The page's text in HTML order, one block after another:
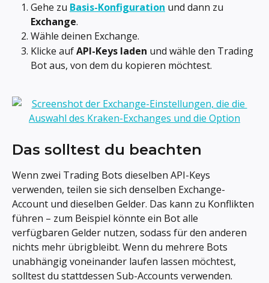
Gehe zu Basis-Konfiguration und dann zu
Exchange.
Wähle deinen Exchange.
Klicke auf API-Keys laden und wähle den Trading
Bot aus, von dem du kopieren möchtest.
Das solltest du beachten
Wenn zwei Trading Bots dieselben API-Keys
verwenden, teilen sie sich denselben Exchange-
Account und dieselben Gelder. Das kann zu Konflikten
führen – zum Beispiel könnte ein Bot alle
verfügbaren Gelder nutzen, sodass für den anderen
nichts mehr übrigbleibt. Wenn du mehrere Bots
unabhängig voneinander laufen lassen möchtest,
solltest du stattdessen Sub-Accounts verwenden.